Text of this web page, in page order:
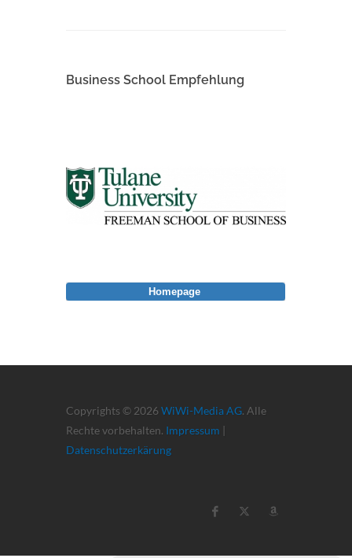
Business School Empfehlung
Copyrights © 2026 WiWi-Media AG. Alle
Rechte vorbehalten. Impressum |
Datenschutzerkärung
Homepage